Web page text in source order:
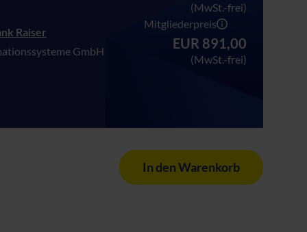
Raiser
GmbH
(MwSt.-frei)
Mitgliederpreis
EUR 891,00
(MwSt.-frei)
In den Warenkorb